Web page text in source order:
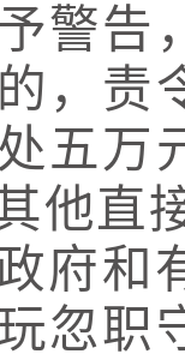
警告
，责
五万
他直
府和
忽职